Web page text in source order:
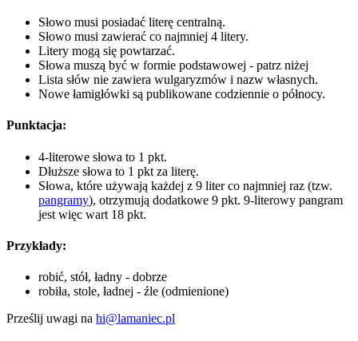
Słowo musi posiadać literę centralną.
Słowo musi zawierać co najmniej 4 litery.
Litery mogą się powtarzać.
Słowa muszą być w formie podstawowej - patrz niżej
Lista słów nie zawiera wulgaryzmów i nazw własnych.
Nowe łamigłówki są publikowane codziennie o północy.
Punktacja:
4-literowe słowa to 1 pkt.
Dłuższe słowa to 1 pkt za literę.
Słowa, które używają każdej z 9 liter co najmniej raz (tzw.
pangramy), otrzymują dodatkowe 9 pkt. 9-literowy pangram
jest więc wart 18 pkt.
Przykłady:
robić, stół, ładny - dobrze
robiła, stole, ładnej - źle (odmienione)
Prześlij uwagi na hi@lamaniec.pl